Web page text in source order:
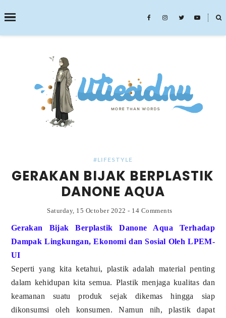
˟
SEARCH THIS BLOG
#LIFESTYLE
GERAKAN BIJAK BERPLASTIK
DANONE AQUA
Saturday, 15 October 2022- 14 Comments
Gerakan Bijak Berplastik Danone Aqua Terhadap
Dampak Lingkungan, Ekonomi dan Sosial Oleh LPEM-
UI
Seperti yang kita ketahui, plastik adalah material penting
dalam kehidupan kita semua. Plastik menjaga kualitas dan
keamanan suatu produk sejak dikemas hingga siap
dikonsumsi oleh konsumen. Namun nih, plastik dapat